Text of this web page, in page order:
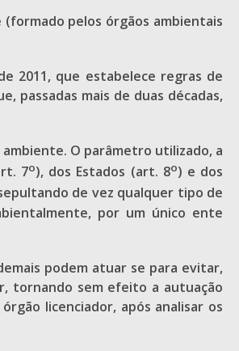
(formado pelos órgãos ambientais
2011, que estabelece regras de
passadas mais de duas décadas,
O parâmetro utilizado, a
7o), dos Estados (art. 8o) e dos
de vez qualquer tipo de
por um único ente
podem atuar se para evitar,
tornando sem efeito a autuação
licenciador, após analisar os